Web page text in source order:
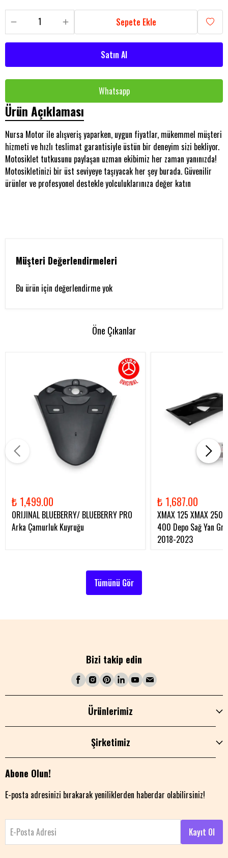
Sepete Ekle
Satın Al
Whatsapp
Ürün Açıklaması
Nursa Motor ile alışveriş yaparken, uygun fiyatlar, mükemmel müşteri
hizmeti ve hızlı teslimat garantisiyle üstün bir deneyim sizi bekliyor.
Motosiklet tutkusunu paylaşan uzman ekibimiz her zaman yanınızda!
Motosikletinizi bir üst seviyeye taşıyacak her şey burada. Güvenilir
ürünler ve profesyonel destekle yolculuklarınıza değer katın
Müşteri Değerlendirmeleri
Bu ürün için değerlendirme yok
Öne Çıkanlar
₺ 1,499.00
ORIJINAL BLUEBERRY/ BLUEBERRY PRO
Arka Çamurluk Kuyruğu
₺ 1,687.00
XMAX 125 XMAX 250
400 Depo Sağ Yan
2018-2023
Tümünü Gör
Bizi takip edin
Ürünlerimiz
Şirketimiz
Abone Olun!
E-posta adresinizi bırakarak yeniliklerden haberdar olabilirsiniz!
E-Posta Adresi Kayıt Ol